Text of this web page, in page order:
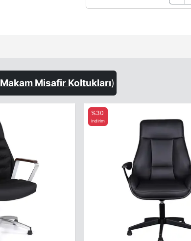
Makam Misafir Koltukları)
%30
indirim